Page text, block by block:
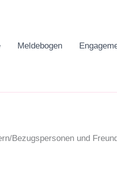
Meldebogen
Bezugspersonen und